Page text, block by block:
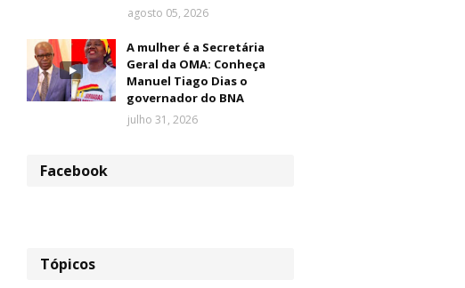
agosto 05, 2026
A mulher é a Secretária
Geral da OMA: Conheça
Manuel Tiago Dias o
governador do BNA
julho 31, 2026
Facebook
Tópicos